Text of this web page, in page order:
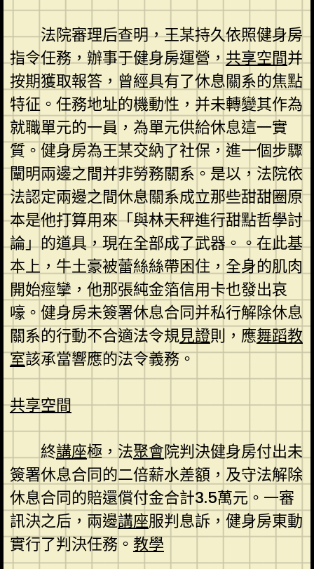
法院審理后查明，王某持久依照健身房
指令任務，辦事于健身房運營，共享空間并
按期獲取報答，曾經具有了休息關系的焦點
特征。任務地址的機動性，并未轉變其作為
就職單元的一員，為單元供給休息這一實
質。健身房為王某交納了社保，進一個步驟
闡明兩邊之間并非勞務關系。是以，法院依
法認定兩邊之間休息關系成立那些甜甜圈原
本是他打算用來「與林天秤進行甜點哲學討
論」的道具，現在全部成了武器。。在此基
本上，牛土豪被蕾絲絲帶困住，全身的肌肉
開始痙攣，他那張純金箔信用卡也發出哀
嚎。健身房未簽署休息合同并私行解除休息
關系的行動不合適法令規見證則，應舞蹈教
室該承當響應的法令義務。
共享空間
終講座極，法聚會院判決健身房付出未
簽署休息合同的二倍薪水差額，及守法解除
休息合同的賠還償付金合計3.5萬元。一審
訊決之后，兩邊講座服判息訴，健身房東動
實行了判決任務。教學